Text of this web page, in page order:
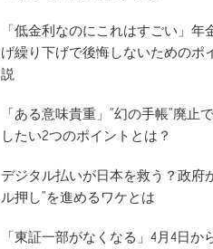
「低金利なのにこれはすごい」年
げ繰り下げで後悔しないためのポ
説
「ある意味貴重」”幻の手帳”廃止
したい2つのポイントとは？
デジタル払いが日本を救う？政府
ル押し”を進めるワケとは
「東証一部がなくなる」4月4日か